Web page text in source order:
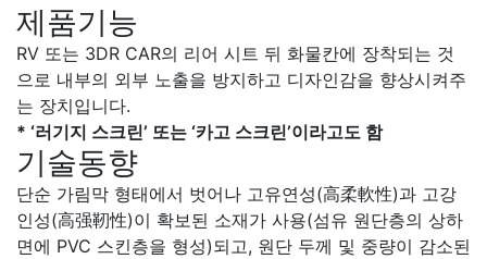
제품기능
RV 또는 3DR CAR의 리어 시트 뒤 화물칸에 장착되는 것
으로 내부의 외부 노출을 방지하고 디자인감을 향상시켜주
는 장치입니다.
* ‘러기지 스크린’ 또는 ‘카고 스크린’이라고도 함
기술동향
단순 가림막 형태에서 벗어나 고유연성(高柔軟性)과 고강
인성(高强靭性)이 확보된 소재가 사용(섬유 원단층의 상하
면에 PVC 스킨층을 형성)되고, 원단 두께 및 중량이 감소된